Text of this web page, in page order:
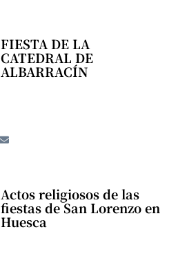
FIESTA DE LA
CATEDRAL DE
ALBARRACÍN
Actos religiosos de las
fiestas de San Lorenzo en
Huesca